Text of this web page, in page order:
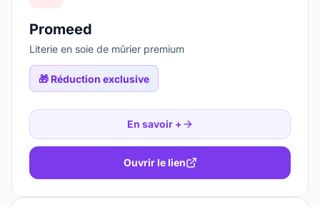
Promeed
Literie en soie de mûrier premium
🎁 Réduction exclusive
En savoir +
Ouvrir le lien